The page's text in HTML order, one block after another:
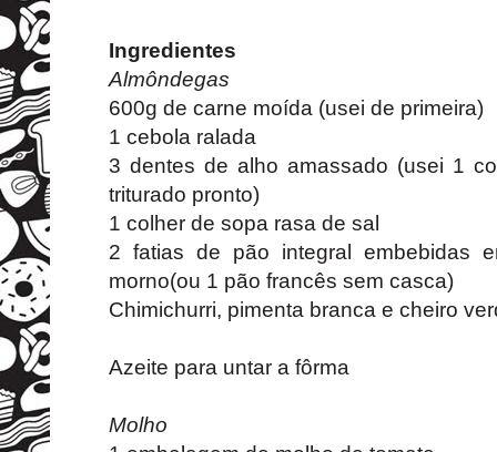
Ingredientes
Almôndegas
600g de carne moída (usei de primeira)
1 cebola ralada
3 dentes de alho amassado (usei 1
triturado pronto)
1 colher de sopa rasa de sal
2 fatias de pão integral embebidas
morno(ou 1 pão francês sem casca)
Chimichurri, pimenta branca e cheiro
Azeite para untar a fôrma
Molho